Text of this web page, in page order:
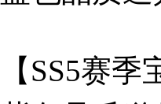
【SS5赛